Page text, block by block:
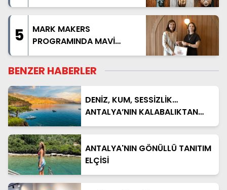
5
MARK MAKERS
PROGRAMINDA MAVİ
AKDENİZ ANLATILDI
BENZER HABERLER
DENİZ, KUM, SESSİZLİK…
ANTALYA’NIN KALABALIKTAN
UZAK 5 CENNETİ
ANTALYA'NIN GÖNÜLLÜ TANITIM
ELÇİSİ